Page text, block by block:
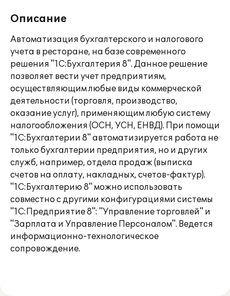
Описание
Автоматизация бухгалтерского и налогового
учета в ресторане, на базе современного
решения "1С:Бухгалтерия 8". Данное решение
позволяет вести учет предприятиям,
осуществляющим любые виды коммерческой
деятельности (торговля, производство,
оказание услуг), применяющим любую систему
налогообложения (ОСН, УСН, ЕНВД). При помощи
"1С:Бухгалтерии 8" автоматизируется работа не
только бухгалтерии предприятия, но и других
служб, например, отдела продаж (выписка
счетов на оплату, накладных, счетов-фактур).
"1С:Бухгалтерию 8" можно использовать
совместно с другими конфигурациями системы
"1С:Предприятие 8": "Управление торговлей" и
"Зарплата и Управление Персоналом". Ведется
информационно-технологическое
сопровождение.